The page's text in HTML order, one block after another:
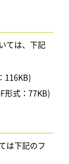
ては、下記
116KB)
形式：77KB)
は下記のフ